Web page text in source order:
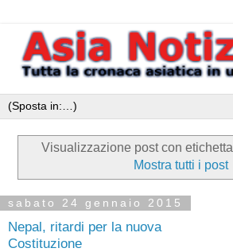
Visualizzazione post con etichetta
Mostra tutti i post
sabato 24 gennaio 2015
Nepal, ritardi per la nuova
Costituzione